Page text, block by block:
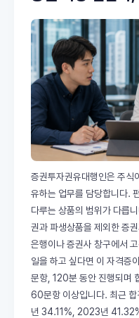
증권투자권유대행인은 주식
유하는 업무를 담당합니다.
다루는 상품의 범위가 다릅
권과 파생상품을 제외한 증
은행이나 증권사 창구에서
일을 하고 싶다면 이 자격증
문항, 120분 동안 진행되며
60문항 이상입니다. 최근
년 34.11%, 2023년